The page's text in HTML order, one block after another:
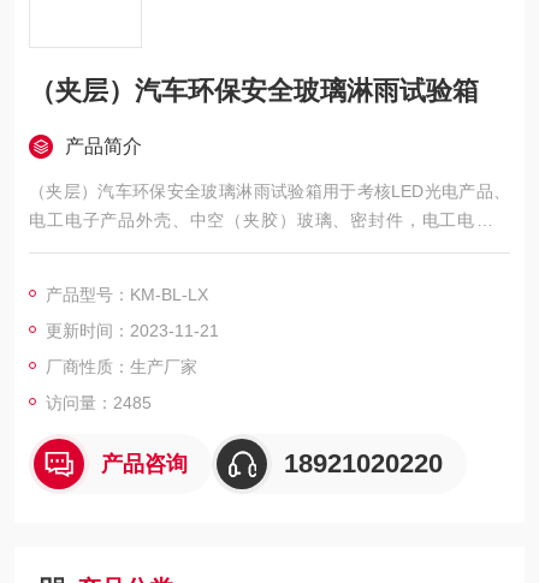
（夹层）汽车环保安全玻璃淋雨试验箱
产品简介
（夹层）汽车环保安全玻璃淋雨试验箱用于考核LED光电产品、
电工电子产品外壳、中空（夹胶）玻璃、密封件，电工电子产
品，灯具，电柜，电器元件，汽车，摩托车及其零部件等产品在
其它相关性能进行测试。
二、汽车环保安全玻璃淋雨试验箱用途满足标准
产品型号：KM-BL-LX
更新时间：2023-11-21
厂商性质：生产厂家
访问量：2485
产品咨询 18921020220